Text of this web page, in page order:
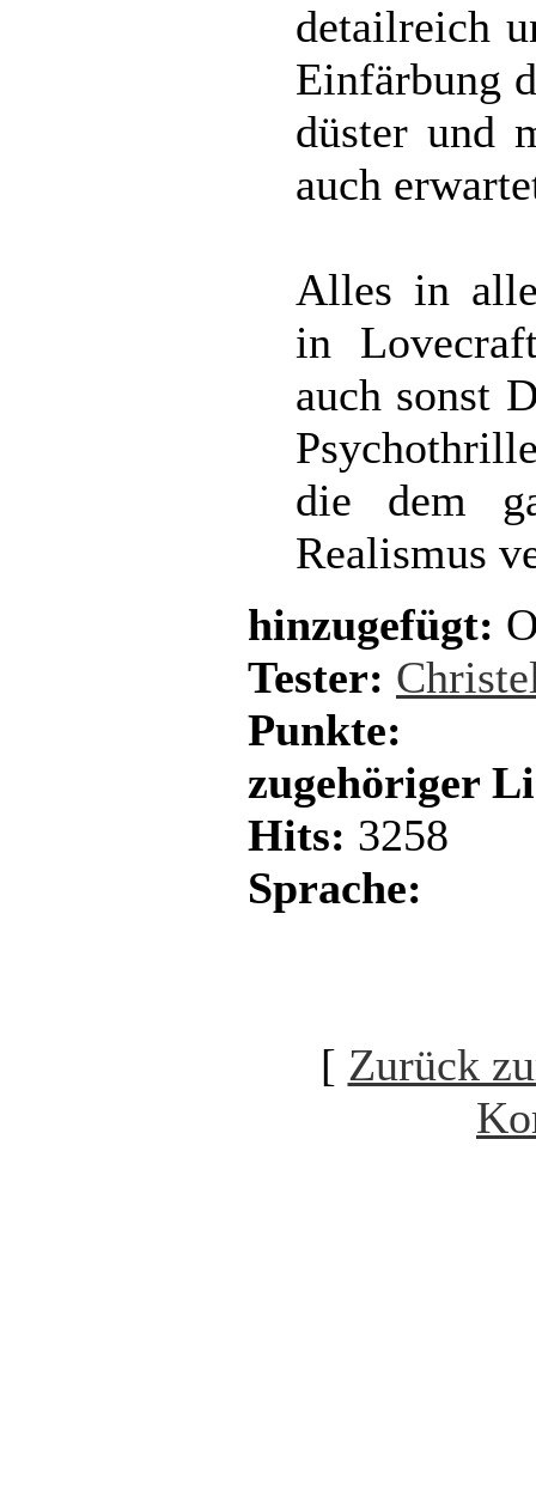
detailreich
Einfärbung
düster und
auch
Alles in
in
auch sonst
die dem
Realismus
hinzugefügt:
Tester:
Punkte:
zugehöriger
Hits: 3258
Sprache:
[ Zurück